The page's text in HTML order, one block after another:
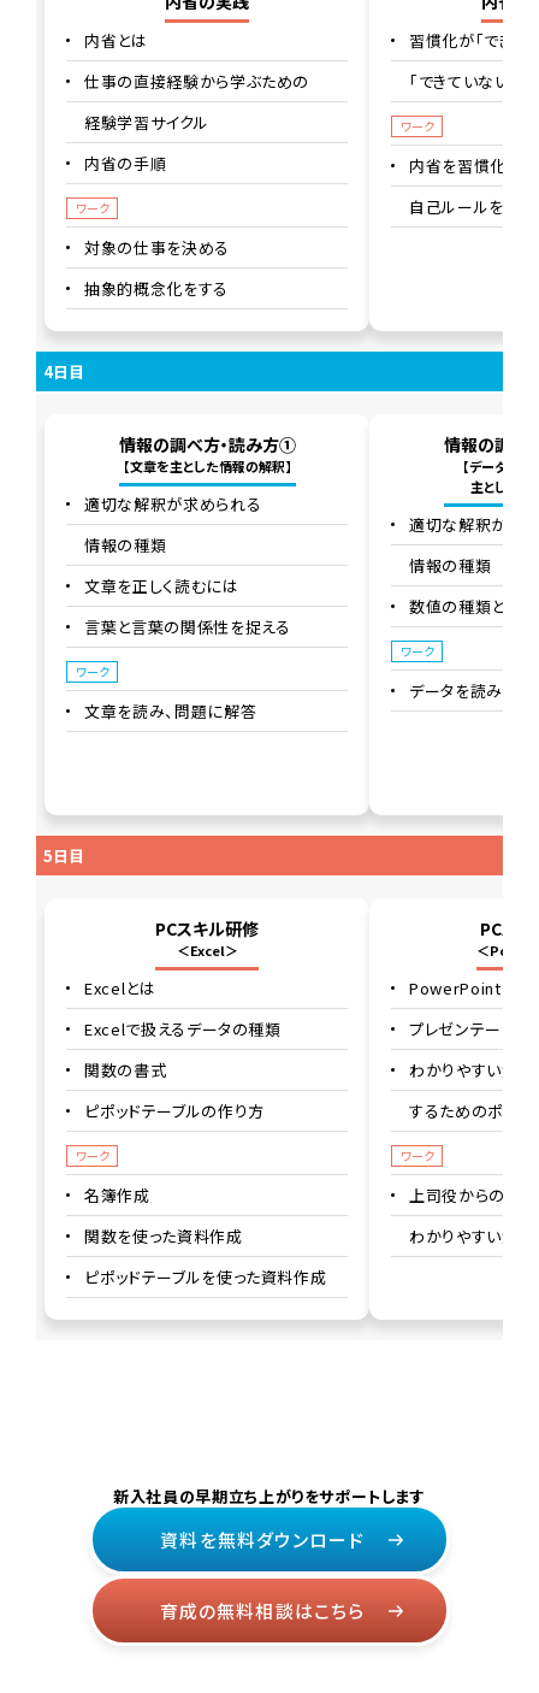
内省とは
仕事の直接経験から学ぶための
経験学習サイクル
内省の手順
ワーク
対象の仕事を決める
抽象的概念化をする
習慣化が「できて
「できていない状
ワーク
内省を習慣化す
自己ルールを作成
4日目
情報の調べ方・読み方①
【文章を主とした情報の解釈】
適切な解釈が求められる
情報の種類
文章を正しく読むには
言葉と言葉の関係性を捉える
ワーク
文章を読み、問題に解答
情報の調べ
【データ(数
主とした情
適切な解釈が求
情報の種類
数値の種類と特徴
ワーク
データを読み、問
5日目
PCスキル研修
＜Excel＞
Excelとは
Excelで扱えるデータの種類
関数の書式
ピポッドテーブルの作り方
ワーク
名簿作成
関数を使った資料作成
ピポッドテーブルを使った資料作成
PCス
＜
PowerPointとは
プレゼンテーショ
わかりやすい資料
するためのポイン
ワーク
上司役からの指示
わかりやすい資
新入社員の早期立ち上がりをサポートします
資料を無料ダウンロード
育成の無料相談はこちら